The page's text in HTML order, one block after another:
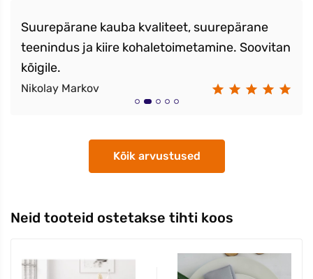
Suurepärane kauba kvaliteet, suurepärane
teenindus ja kiire kohaletoimetamine. Soovitan
kõigile.
Nikolay Markov
Kõik arvustused
Neid tooteid ostetakse tihti koos